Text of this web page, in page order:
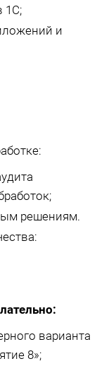
1С;
и
решениям.
варианта
8»;